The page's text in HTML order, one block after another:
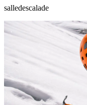
salledescalade